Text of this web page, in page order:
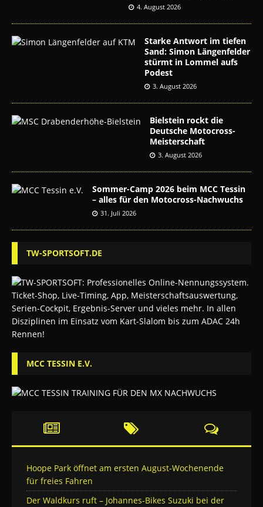
4. August 2026
Starke Antwort im tiefen
Sand: Simon Längenfelder
stürmt in Lommel aufs
Podest
3. August 2026
Bielstein rockt die
Deutsche Motocross-
Meisterschaft
3. August 2026
Sommer-Camp 2026 beim MCC Tessin
– alles für den Motocross-Nachwuchs
31. Juli 2026
TW-SPORTSOFT.DE
MCC TESSIN E.V.
Hoope Park öffnet am ersten August-Wochenende
für freies Fahren
Der Waldkurs ruft – Johannes-Bikes Suzuki bei der